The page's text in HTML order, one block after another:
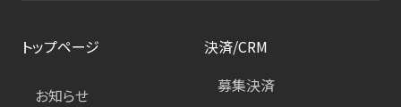
トップページ
お知らせ
決済/CRM
募集決済